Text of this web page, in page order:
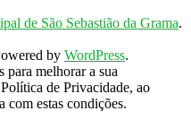
de São Sebastião da Grama.
by WordPress.
melhorar a sua
de Privacidade, ao
com estas condições.